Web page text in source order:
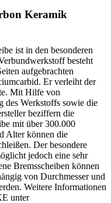
Keramik
ist in den besonderen
besteht
aufgebrachten
Er verleiht der
Mit Hilfe von
des Werkstoffs sowie die
beziffern die
mit über 300.000
Alter können die
Der besondere
jedoch eine sehr
Bremsscheiben können
von Durchmesser und
Weitere Informationen
unter